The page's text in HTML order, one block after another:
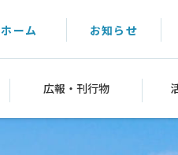
ホーム お知らせ
広報・刊行物